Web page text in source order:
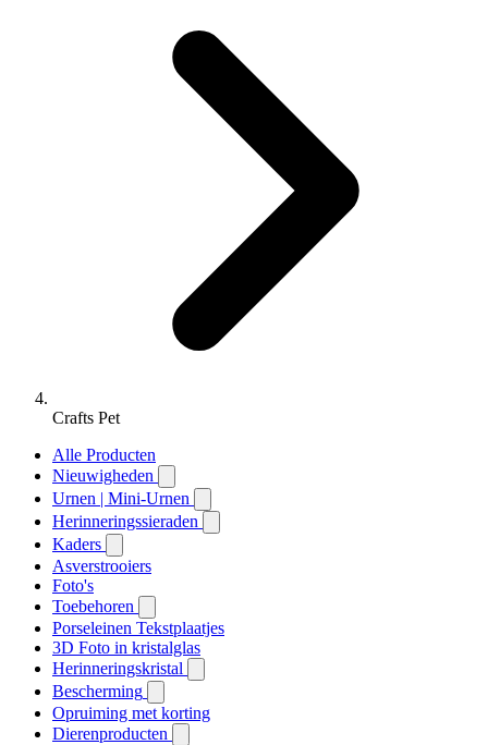
Crafts Pet
Alle Producten
Nieuwigheden
Urnen | Mini-Urnen
Herinneringssieraden
Kaders
Asverstrooiers
Foto's
Toebehoren
Porseleinen Tekstplaatjes
3D Foto in kristalglas
Herinneringskristal
Bescherming
Opruiming met korting
Dierenproducten